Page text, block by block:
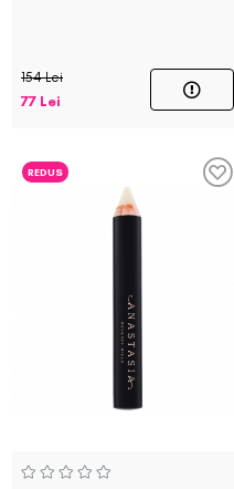
154 Lei
77 Lei
REDUS